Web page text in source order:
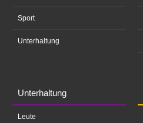
Sport
Unterhaltung
Unterhaltung
Leute